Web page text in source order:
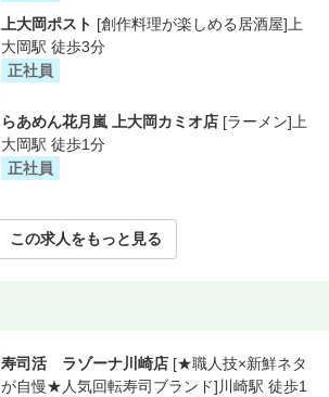
上大岡ポスト [創作料理が楽しめる居酒屋]上
大岡駅 徒歩3分
正社員
らあめん花月嵐 上大岡カミオ店 [ラーメン]上
大岡駅 徒歩1分
正社員
この求人をもっと見る
寿司活 ラゾーナ川崎店 [★職人技×新鮮ネタ
が自慢★人気回転寿司ブランド]川崎駅 徒歩1